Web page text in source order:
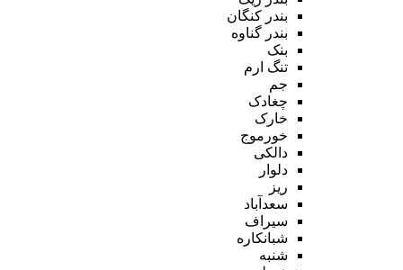
بندر کنگان
بندر گناوه
بنک
تنگ ارم
جم
چغادک
خارک
خورموج
دالکی
دلوار
ریز
سعدآباد
سیراف
شبانکاره
شنبه